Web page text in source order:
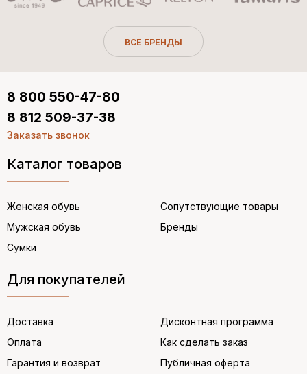
ВСЕ БРЕНДЫ
Каталог товаров
Женская обувь
Мужская обувь
Сумки
Сопутствующие товары
Бренды
Для покупателей
Доставка
Оплата
Гарантия и возврат
Дисконтная программа
Как сделать заказ
Публичная оферта
8 800 550-47-80
8 812 509-37-38
Заказать звонок